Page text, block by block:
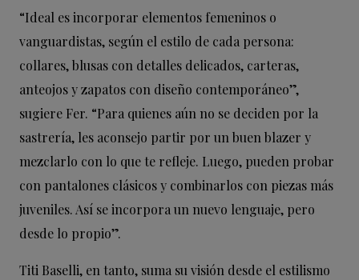
“Ideal es incorporar elementos femeninos o
vanguardistas, según el estilo de cada persona:
collares, blusas con detalles delicados, carteras,
anteojos y zapatos con diseño contemporáneo”,
sugiere Fer. “Para quienes aún no se deciden por la
sastrería, les aconsejo partir por un buen blazer y
mezclarlo con lo que te refleje. Luego, pueden probar
con pantalones clásicos y combinarlos con piezas más
juveniles. Así se incorpora un nuevo lenguaje, pero
desde lo propio”.
Titi Baselli, en tanto, suma su visión desde el estilismo